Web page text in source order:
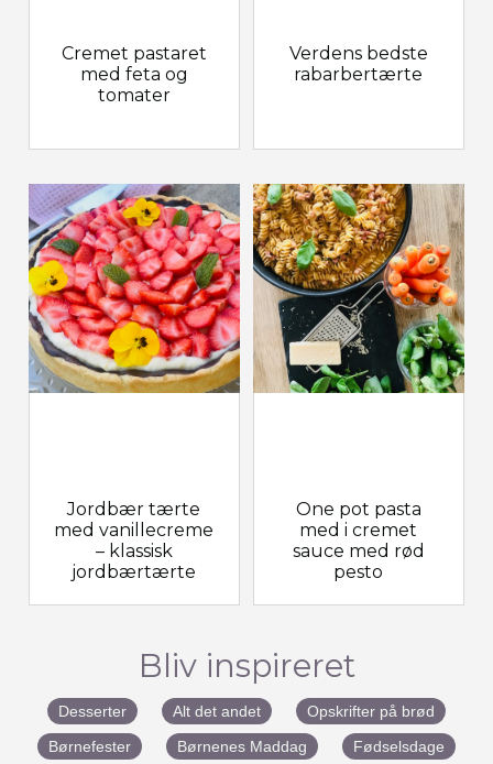
Cremet pastaret
med feta og
tomater
Jordbær tærte
med vanillecreme
– klassisk
jordbærtærte
Verdens bedste
rabarbertærte
One pot pasta
med i cremet
sauce med rød
pesto
Bliv inspireret
Desserter Alt det andet
Opskrifter på brød
Børnefester
Børnenes Maddag Fødselsdage